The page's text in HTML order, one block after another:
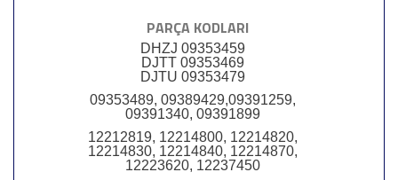
PARÇA KODLARI
DHZJ 09353459
DJTT 09353469
DJTU 09353479
09353489, 09389429,09391259,
09391340, 09391899
12212819, 12214800, 12214820,
12214830, 12214840, 12214870,
12223620, 12237450